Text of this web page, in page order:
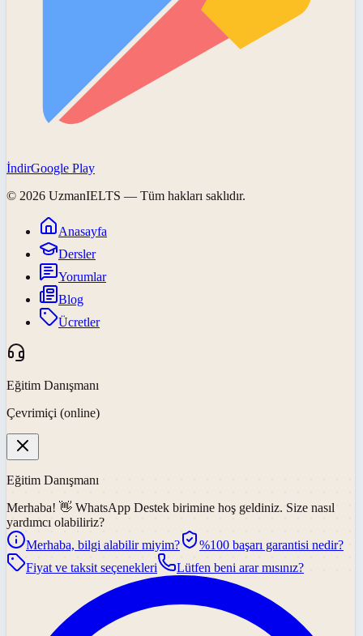
İndirGoogle Play
© 2026 UzmanIELTS — Tüm hakları saklıdır.
Anasayfa
Dersler
Yorumlar
Blog
Ücretler
Eğitim Danışmanı
Çevrimiçi (online)
Eğitim Danışmanı
Merhaba! 👋 WhatsApp Destek birimine hoş geldiniz. Size nasıl
yardımcı olabiliriz?
Merhaba, bilgi alabilir miyim?
%100 başarı garantisi nedir?
Fiyat ve taksit seçenekleri
Lütfen beni arar mısınız?